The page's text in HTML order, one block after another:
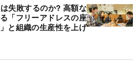
失敗するのか? 高額な
「フリーアドレスの座
と組織の生産性を上げ